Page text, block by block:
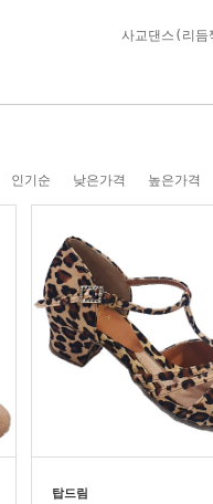
사교댄스(리
인기순 낮은가격 높은가격
탑드림